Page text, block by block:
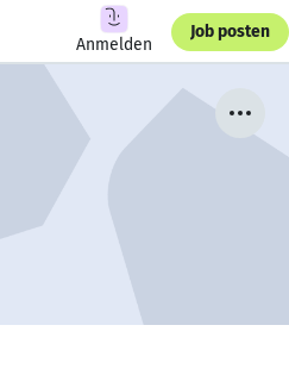
Anmelden
Job posten